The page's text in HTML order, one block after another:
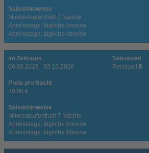
Saisonhinweise
Mindestaufenthalt 7 Nächte
Anreisetage: tägliche Anreise
Abreisetage: tägliche Abreise
im Zeitraum
06.09.2026 - 03.10.2026
Saisonzeit
Reisezeit B
Preis pro Nacht
70,00 €
Saisonhinweise
Mindestaufenthalt 7 Nächte
Anreisetage: tägliche Anreise
Abreisetage: tägliche Abreise